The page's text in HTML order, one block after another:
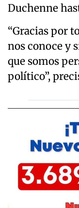
Duchenne
“Gracias por
nos conoce y
que somos
político”,